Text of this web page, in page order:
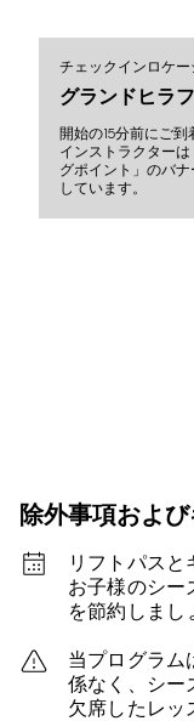
チェックインロケー
グランドヒラ
開始の15分前にご到
インストラクター
グポイント」のバ
しています。
除外事項およ
リフトパスと
お子様のシー
を節約しまし
当プログラム
係なく、シー
欠席したレッ